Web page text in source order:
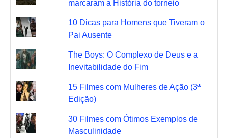
marcaram a História do torneio
10 Dicas para Homens que Tiveram o
Pai Ausente
The Boys: O Complexo de Deus e a
Inevitabilidade do Fim
15 Filmes com Mulheres de Ação (3ª
Edição)
30 Filmes com Ótimos Exemplos de
Masculinidade